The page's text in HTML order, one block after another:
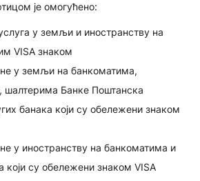
ПОСЛОВАЊА
је омогућено:
у земљи и иностранству на
VISA знаком
у земљи на банкоматима,
шалтерима Банке Поштанска
банака који су обележени знаком
у иностранству на банкоматима и
који су обележени знаком VISA